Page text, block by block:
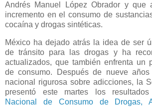
Andrés Manuel López Obrador y que
incremento en el consumo de
cocaína y drogas sintéticas.
México ha dejado atrás la idea de ser
de tránsito para las drogas y ha
actualizados, que también enfrenta un
de consumo. Después de nueve
nacional rigurosa sobre adicciones, la
presentó este martes los
Nacional de Consumo de Drogas,